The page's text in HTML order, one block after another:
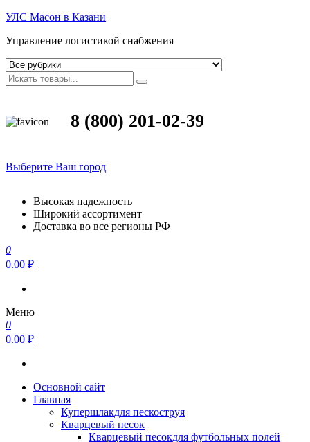
УЛС Масон в Казани
Управление логистикой снабжения
8 (800) 201-02-39
Выберите Ваш город
Высокая надежность
Широкий ассортимент
Доставка во все регионы РФ
0
0.00 ₽
Меню
0
0.00 ₽
Основной сайт
Главная
Купершлакдля пескоструя
Кварцевый песок
Кварцевый песокдля футбольных полей